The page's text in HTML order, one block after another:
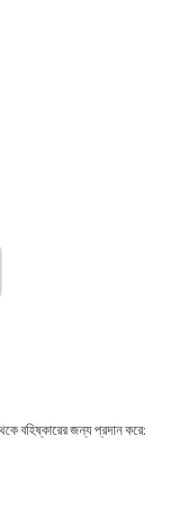
বহিষ্কারের জন্য প্রদান করে: